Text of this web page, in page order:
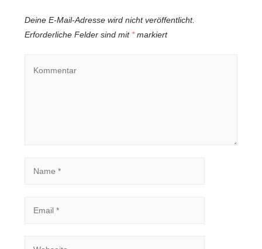
Deine E-Mail-Adresse wird nicht veröffentlicht.
Erforderliche Felder sind mit *markiert